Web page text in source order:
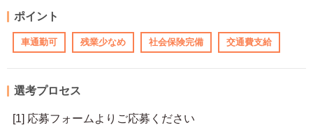
ポイント
車通勤可 残業少なめ 社会保険完備 交通費支給
選考プロセス
[1] 応募フォームよりご応募ください